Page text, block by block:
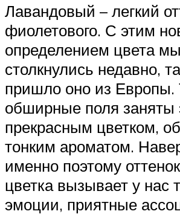
Лавандовый – легкий
фиолетового. С этим
определением цвета мы
столкнулись недавно,
пришло оно из Европы.
обширные поля заняты
прекрасным цветком,
тонким ароматом.
именно поэтому
цветка вызывает у нас
эмоции, приятные